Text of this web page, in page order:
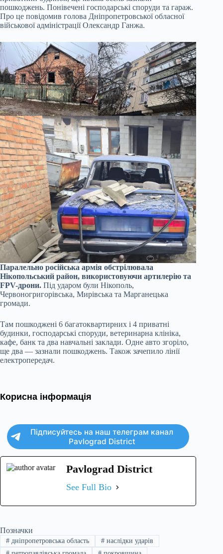
пошкоджень. Понівечені господарські споруди та гараж.
Про це повідомив голова Дніпропетровської обласної
військової адміністрації Олександр Ганжа.
Паралельно російська армія обстрілювала
Нікопольський район, використовуючи артилерію та
FPV-дрони. Під ударом були Нікополь,
Червоногригорівська, Мирівська та Марганецька
громади.
Там пошкоджені 6 багатоквартирних і 4 приватні
будинки, господарські споруди, ветеринарна клініка,
кафе, банк та два навчальні заклади. Одне авто згоріло,
ще два — зазнали пошкоджень. Також зачепило лінії
електропередач.
Корисна інформація
Підписуйтесь на наш телеграм канал
Pavlograd District
Pavlograd District
See Full Bio
Позначки
#дніпропетровська область #наслідки ударів